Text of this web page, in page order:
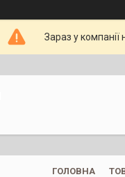
Зараз у
ГОЛОВНА